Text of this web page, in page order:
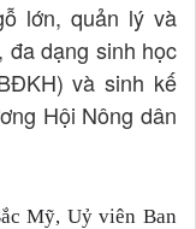
lớn, quản lý và
đa dạng sinh học
và sinh kế
Hội Nông dân
Mỹ, Uỷ viên Ban